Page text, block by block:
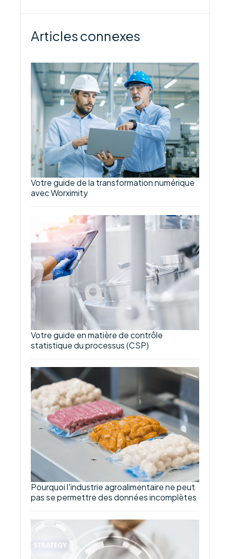
Articles connexes
Votre guide de la transformation numérique
avec Worximity
Votre guide en matière de contrôle
statistique du processus (CSP)
Pourquoi l'industrie agroalimentaire ne peut
pas se permettre des données incomplètes